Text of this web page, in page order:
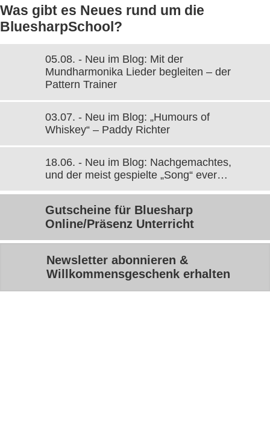
Was gibt es Neues rund um die
BluesharpSchool?
05.08. - Neu im Blog: Mit der
Mundharmonika Lieder begleiten – der
Pattern Trainer
03.07. - Neu im Blog: „Humours of
Whiskey“ – Paddy Richter
18.06. - Neu im Blog: Nachgemachtes,
und der meist gespielte „Song“ ever…
Gutscheine für Bluesharp
Online/Präsenz Unterricht
Newsletter abonnieren &
Willkommensgeschenk erhalten